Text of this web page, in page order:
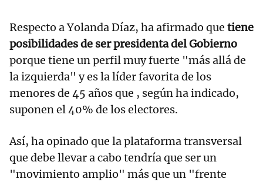
Respecto a Yolanda Díaz, ha afirmado que tiene
posibilidades de ser presidenta del Gobierno
porque tiene un perfil muy fuerte "más allá de
la izquierda" y es la líder favorita de los
menores de 45 años que , según ha indicado,
suponen el 40% de los electores.
Así, ha opinado que la plataforma transversal
que debe llevar a cabo tendría que ser un
"movimiento amplio" más que un "frente